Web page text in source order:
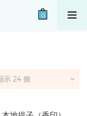
示 24 個